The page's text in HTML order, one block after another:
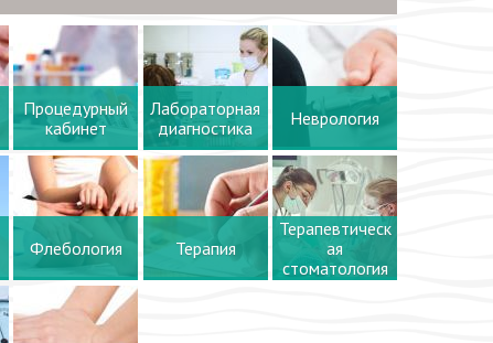
Процедурный
кабинет
Лабораторная
диагностика
Неврология
Флебология Терапия
Терапевтическ
ая
стоматология